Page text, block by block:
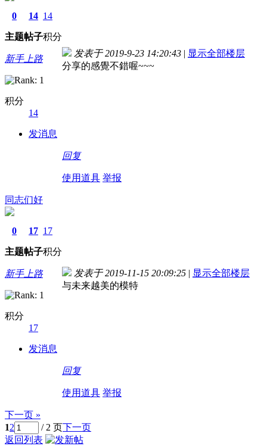
0
主题
14
帖子
14
积分
新手上路
积分
14
发消息
发表于 2019-9-23 14:20:43 | 显示全部楼层
分享的感覺不錯喔~~~
回复
使用道具 举报
同志们好
0
主题
17
帖子
17
积分
新手上路
积分
17
发消息
发表于 2019-11-15 20:09:25 | 显示全部楼层
与未来越美的模特
回复
使用道具 举报
下一页 »
12 / 2 页下一页
返回列表